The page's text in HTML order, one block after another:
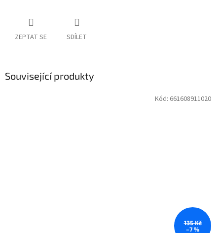
ZEPTAT SE SDÍLET
Související produkty
135 Kč
–7 %
Kód: 661608911020